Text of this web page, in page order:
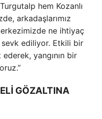
hem Kozanlı
arkadaşlarımız
ne ihtiyaç
ediliyor. Etkili bir
yangının bir
GÖZALTINA